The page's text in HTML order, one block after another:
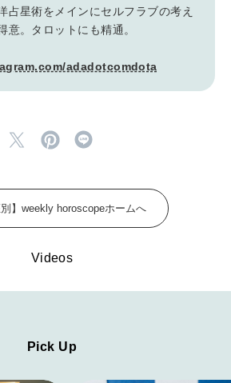
トレンドが生まれる 新しい一流店へ。」
「“大好き”に出会いに。韓国」
月号「猫がいれば、幸せ」
占星術をメインにセルフラブの考え
意。タロットにも精通。
adadotcomdota
別】weekly horoscopeホームへ
Videos
Pick Up